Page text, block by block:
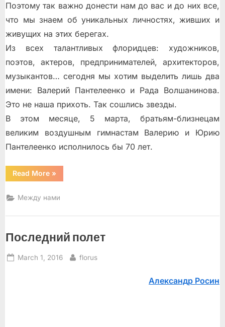
Поэтому так важно донести нам до вас и до них все,
что мы знаем об уникальных личностях, живших и
живущих на этих берегах.
Из всех талантливых флоридцев: художников,
поэтов, актеров, предпринимателей, архитекторов,
музыкантов… сегодня мы хотим выделить лишь два
имени: Валерий Пантелеенко и Рада Волшанинова.
Это не наша прихоть. Так сошлись звезды.
В этом месяце, 5 марта, братьям-близнецам
великим воздушным гимнастам Валерию и Юрию
Пантелеенко исполнилось бы 70 лет.
Read More“Майамские
звезды
на
круглых
»
Между нами
Последний полет
Posted
March 1, 2016 By
florus
Александр Росин